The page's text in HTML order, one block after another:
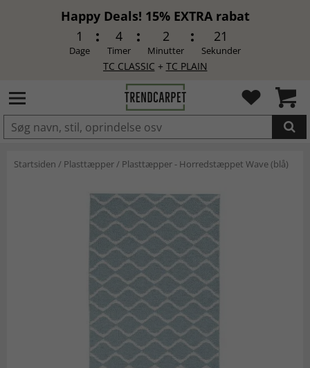
Happy Deals! 15% EXTRA rabat
1
Dage
4
Timer
2
Minutter
21
Sekunder
TC CLASSIC + TC PLAIN
LAGT I INDKØBSKURVEN.
Startsiden / Plasttæpper/ Plasttæpper - Horredstæppet Wave (blå)